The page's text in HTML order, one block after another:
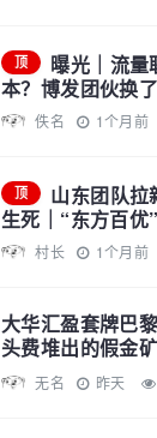
顶
曝光｜流量
本？博发团伙换
佚名 1个月前
顶
山东团队拉
生死｜“东方百优
10天村长 1个月前
大华汇盈套牌巴
头费堆出的假金
无名 昨天